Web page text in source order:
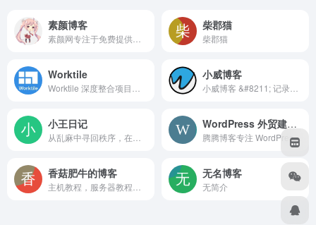
素颜博客 柴郡猫
柴郡猫
Worktile 小威博客
小王日记 WordPress 外贸建站主机推荐与实战教程
腾腾博客专注 WordPress 高性能外贸建站，提供主机评测、VPS 选购、建站教程与 SEO 优化指南。站长亲测，不收广告费，帮你少花冤枉钱。
香菇肥牛的博客 无名博客
无简介